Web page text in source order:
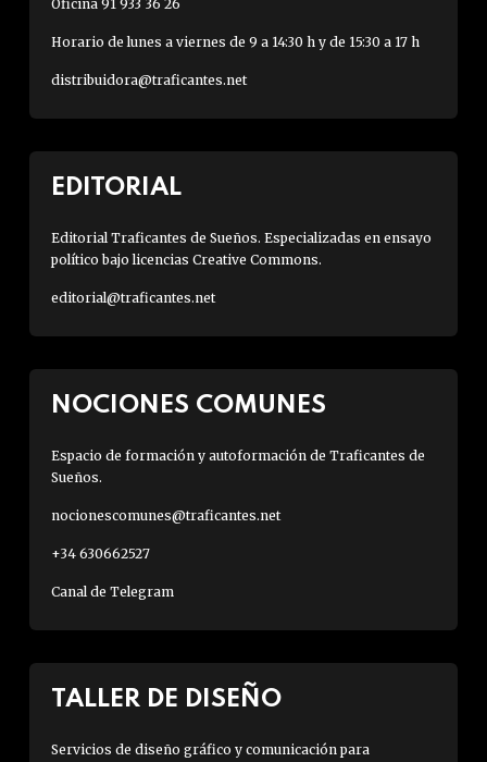
Oficina 91 933 36 26
Horario de lunes a viernes de 9 a 14:30 h y de 15:30 a 17 h
distribuidora@traficantes.net
EDITORIAL
Editorial Traficantes de Sueños. Especializadas en ensayo
político bajo licencias Creative Commons.
editorial@traficantes.net
NOCIONES COMUNES
Espacio de formación y autoformación de Traficantes de
Sueños.
nocionescomunes@traficantes.net
+34 630662527
Canal de Telegram
TALLER DE DISEÑO
Servicios de diseño gráfico y comunicación para